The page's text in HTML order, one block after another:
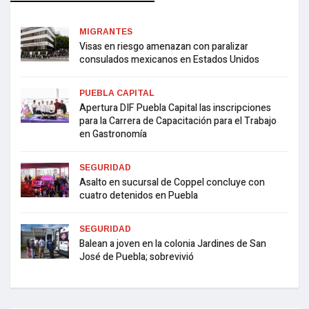
MIGRANTES
Visas en riesgo amenazan con paralizar
consulados mexicanos en Estados Unidos
PUEBLA CAPITAL
Apertura DIF Puebla Capital las inscripciones
para la Carrera de Capacitación para el Trabajo
en Gastronomía
SEGURIDAD
Asalto en sucursal de Coppel concluye con
cuatro detenidos en Puebla
SEGURIDAD
Balean a joven en la colonia Jardines de San
José de Puebla; sobrevivió